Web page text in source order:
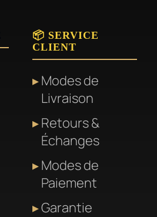
📦 SERVICE
CLIENT
Modes de
Livraison
Retours &
Échanges
Modes de
Paiement
Garantie